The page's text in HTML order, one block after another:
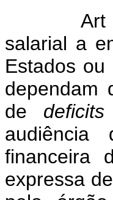
Art
salarial a
Estados
dependam
de deficits
audiência
financeira
expressa